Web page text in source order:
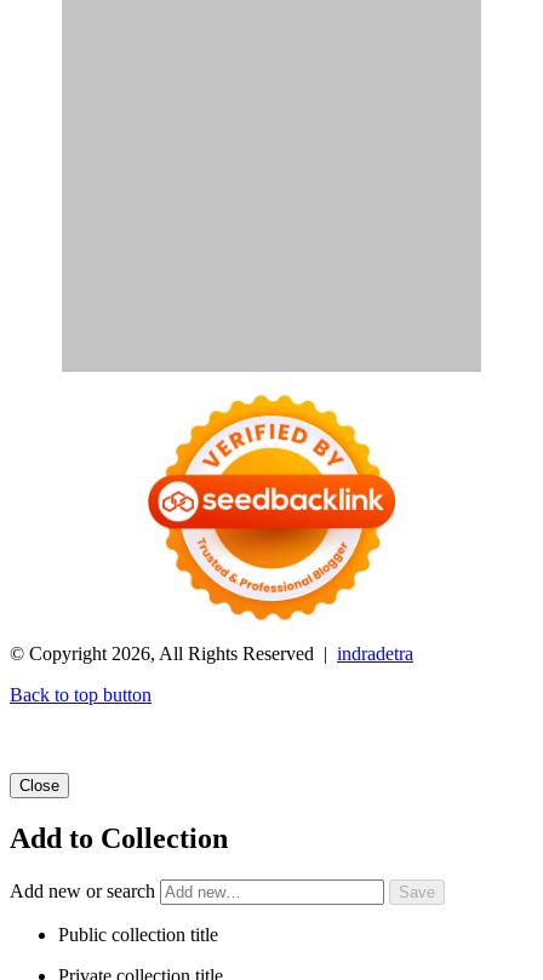
© Copyright 2026, All Rights Reserved | indradetra
Back to top button
Close
Add to Collection
Add new or search
Public collection title
Private collection title